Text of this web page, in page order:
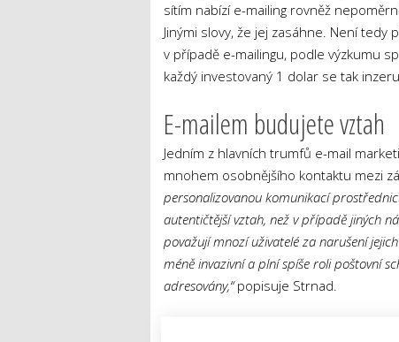
sítím nabízí e-mailing rovněž
Jinými slovy, že jej zasáhne. Není tedy
v případě e-mailingu, podle výzkumu
každý investovaný 1 dolar se tak
E-mailem budujete vztah
Jedním z hlavních trumfů e-mail
mnohem osobnějšího kontaktu mezi
personalizovanou komunikací
autentičtější vztah, než v případě jiných
považují mnozí uživatelé za narušení
méně invazivní a plní spíše roli poštovní
adresovány,“popisuje Strnad.